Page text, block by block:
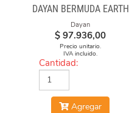
DAYAN BERMUDA EARTH
Dayan
$ 97.936,00
Precio unitario.
IVA incluido.
Cantidad:
Agregar